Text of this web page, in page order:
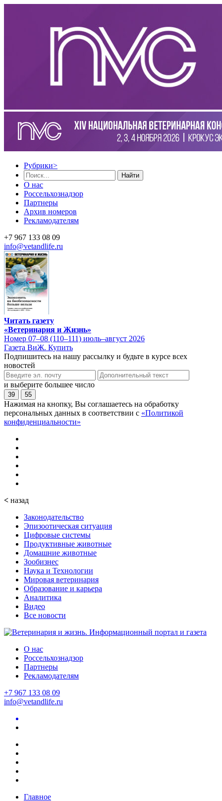
Рубрики>
Найти
О нас
Россельхознадзор
Партнеры
Архив номеров
Рекламодателям
+7 967 133 08 09
info@vetandlife.ru
Читать газету
«Ветеринария и Жизнь»
Номер 07–08 (110–111) июль–август 2026
Газета ВиЖ. Купить
Подпишитесь на нашу рассылку и будьте в курсе всех
новостей
и выберите большее число
39 55
Нажимая на кнопку, Вы соглашаетесь на обработку
персональных данных в соответствии с «Политикой
конфиденциальности»
< назад
Законодательство
Эпизоотическая ситуация
Цифровые системы
Продуктивные животные
Домашние животные
Зообизнес
Наука и Технологии
Мировая ветеринария
Образование и карьера
Аналитика
Видео
Все новости
О нас
Россельхознадзор
Партнеры
Рекламодателям
+7 967 133 08 09
info@vetandlife.ru
Главное